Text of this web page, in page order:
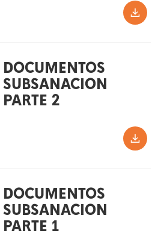
DOCUMENTOS
SUBSANACION
PARTE 2
DOCUMENTOS
SUBSANACION
PARTE 1